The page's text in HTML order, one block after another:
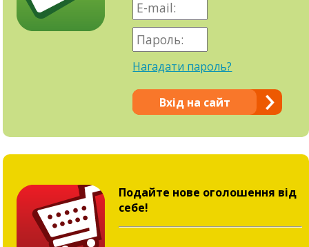
Нагадати пароль?
Вхід на сайт
Подайте нове оголошення від
себе!